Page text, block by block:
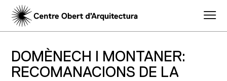
DOMÈNECH I MONTANER:
RECOMANACIONS DE LA